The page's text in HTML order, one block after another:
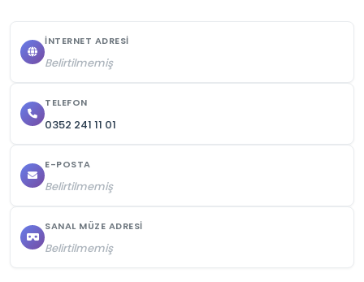
İNTERNET ADRESI
Belirtilmemiş
TELEFON
0352 241 11 01
E-POSTA
Belirtilmemiş
SANAL MÜZE ADRESI
Belirtilmemiş